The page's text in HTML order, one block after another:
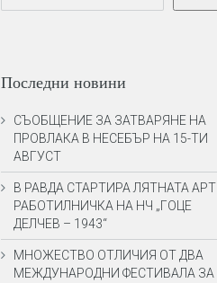
Последни новини
СЪОБЩЕНИЕ ЗА ЗАТВАРЯНЕ НА
ПРОВЛАКА В НЕСЕБЪР НА 15-ТИ
АВГУСТ
В РАВДА СТАРТИРА ЛЯТНАТА АРТ
РАБОТИЛНИЧКА НА НЧ „ГОЦЕ
ДЕЛЧЕВ – 1943“
МНОЖЕСТВО ОТЛИЧИЯ ОТ ДВА
МЕЖДУНАРОДНИ ФЕСТИВАЛА ЗА